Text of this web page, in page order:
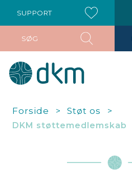
Forside Støt os
DKM støttemedlemskab
SUPPORT
SØG